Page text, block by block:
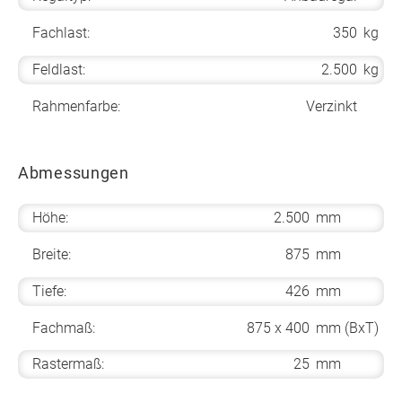
Fachlast: 350 kg
Feldlast: 2.500 kg
Rahmenfarbe: Verzinkt
Abmessungen
Höhe: 2.500 mm
Breite: 875 mm
Tiefe: 426 mm
Fachmaß: 875 x 400 mm (BxT)
Rastermaß: 25 mm